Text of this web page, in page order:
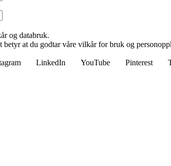
og databruk.
betyr at du godtar våre vilkår for bruk og
LinkedIn YouTube Pinterest